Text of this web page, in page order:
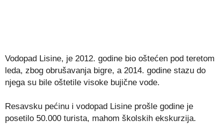
Vodopad Lisine, je 2012. godine bio oštećen pod teretom
leda, zbog obrušavanja bigre, a 2014. godine stazu do
njega su bile oštetile visoke bujične vode.
Resavsku pećinu i vodopad Lisine prošle godine je
posetilo 50.000 turista, mahom školskih ekskurzija.